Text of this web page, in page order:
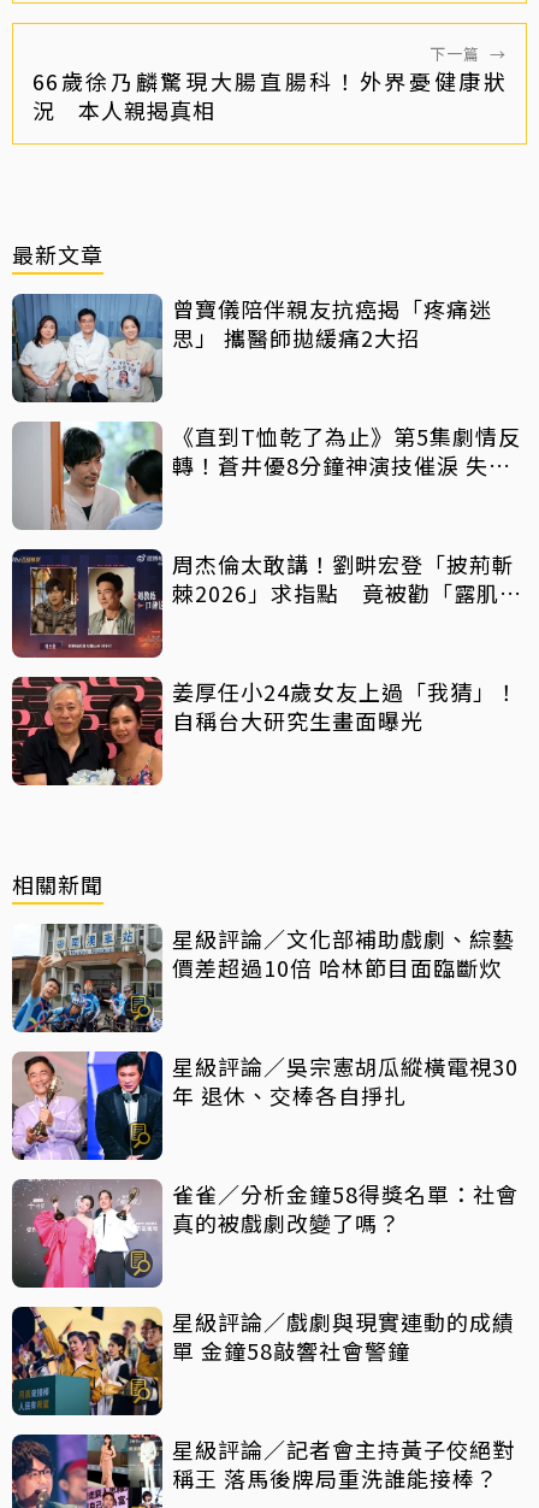
下一篇 →
66歲徐乃麟驚現大腸直腸科！外界憂健康狀
況 本人親揭真相
最新文章
曾寶儀陪伴親友抗癌揭「疼痛迷
思」 攜醫師拋緩痛2大招
《直到T恤乾了為止》第5集劇情反
轉！蒼井優8分鐘神演技催淚 失蹤
周杰倫太敢講！劉畊宏登「披荊斬
棘2026」求指點 竟被勸「露肌肉
姜厚任小24歲女友上過「我猜」！
自稱台大研究生畫面曝光
相關新聞
星級評論／文化部補助戲劇、綜藝
價差超過10倍 哈林節目面臨斷炊
星級評論／吳宗憲胡瓜縱橫電視30
年 退休、交棒各自掙扎
雀雀／分析金鐘58得獎名單：社會
真的被戲劇改變了嗎？
星級評論／戲劇與現實連動的成績
單 金鐘58敲響社會警鐘
星級評論／記者會主持黃子佼絕對
稱王 落馬後牌局重洗誰能接棒？